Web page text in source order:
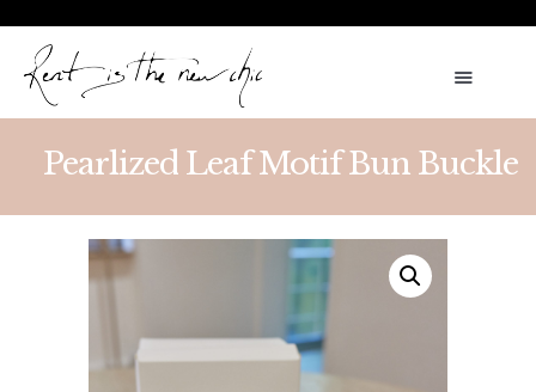
İNDİRİM. KOD:RTNC5 TAKI VE AKSESUARLARDA GEÇERLİ %5 İNDİRİM
VE ÜCRETSİZ KARGO KOD:TAKI24
Pearlized Leaf Motif Bun Buckle
DRESSES FOR RENT
WEDDING DRESSES FOR RENT
MY ORDERS